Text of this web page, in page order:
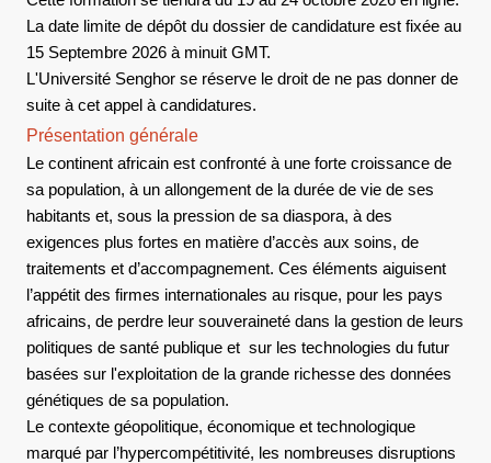
La date limite de dépôt du dossier de candidature est fixée au
15 Septembre 2026 à minuit GMT.
L'Université Senghor se réserve le droit de ne pas donner de
suite à cet appel à candidatures.
Présentation générale
Le continent africain est confronté à une forte croissance de
sa population, à un allongement de la durée de vie de ses
habitants et, sous la pression de sa diaspora, à des
exigences plus fortes en matière d’accès aux soins, de
traitements et d’accompagnement. Ces éléments aiguisent
l’appétit des firmes internationales au risque, pour les pays
africains, de perdre leur souveraineté dans la gestion de leurs
politiques de santé publique et sur les technologies du futur
basées sur l'exploitation de la grande richesse des données
génétiques de sa population.
Le contexte géopolitique, économique et technologique
marqué par l’hypercompétitivité, les nombreuses disruptions